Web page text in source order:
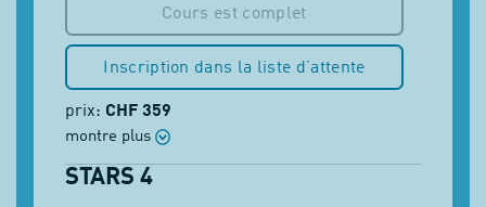
Cours est complet
Inscription dans la liste d’attente
prix: CHF 359
montre plus
STARS 4